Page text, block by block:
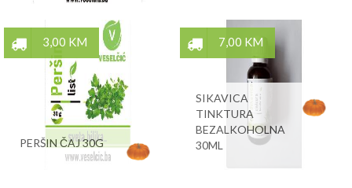
3,00 KM
PERŠIN ČAJ 30G
7,00 KM
SIKAVICA
TINKTURA
BEZALKOHOLNA
30ML